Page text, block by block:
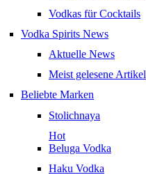
Vodkas für Cocktails
Vodka Spirits News
Aktuelle News
Meist gelesene Artikel
Beliebte Marken
Stolichnaya
Hot
Beluga Vodka
Haku Vodka